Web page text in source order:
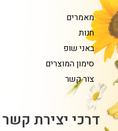
דרכי יצירת קשר
מאמרים
חנות
באני שופ
סימון המוצרים
צור קשר